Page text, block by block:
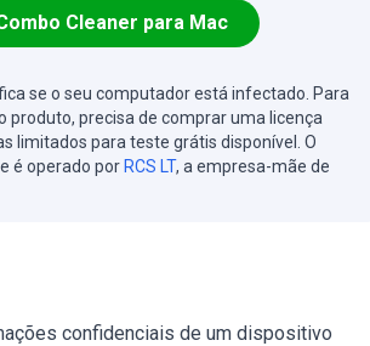
Cleaner para Mac
se o seu computador está infectado. Para
produto, precisa de comprar uma licença
limitados para teste grátis disponível. O
é operado por RCS LT, a empresa-mãe de
confidenciais de um dispositivo